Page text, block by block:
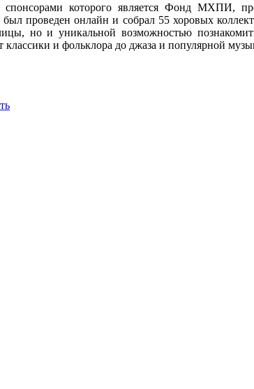
которого является Фонд МХПИ,
проведен онлайн и собрал 55 хоровых
но и уникальной возможностью
классики и фольклора до джаза и популярной